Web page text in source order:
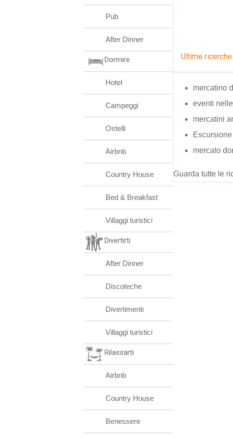
Ultime ricerche
mercatino
eventi
mercatini
mercato
Guarda tutte le
Pub
After Dinner
Dormire
Hotel
Campeggi
Ostelli
Airbnb
Country House
Bed & Breakfast
Villaggi turistici
Divertirti
After Dinner
Discoteche
Divertimenti
Villaggi turistici
Rilassarti
Airbnb
Country House
Benessere